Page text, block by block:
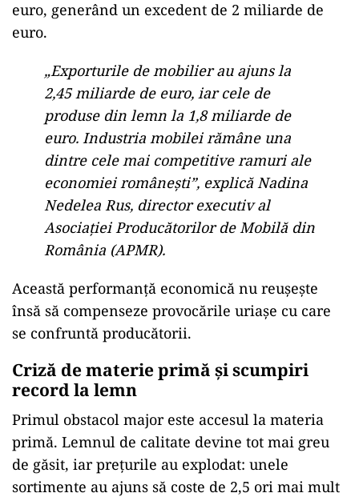
euro, generând un excedent de 2 miliarde de
euro.
„Exporturile de mobilier au ajuns la
2,45 miliarde de euro, iar cele de
produse din lemn la 1,8 miliarde de
euro. Industria mobilei rămâne una
dintre cele mai competitive ramuri ale
economiei românești”, explică Nadina
Nedelea Rus, director executiv al
Asociației Producătorilor de Mobilă din
România (APMR).
Această performanță economică nu reușește
însă să compenseze provocările uriașe cu care
se confruntă producătorii.
Criză de materie primă și scumpiri
record la lemn
Primul obstacol major este accesul la materia
primă. Lemnul de calitate devine tot mai greu
de găsit, iar prețurile au explodat: unele
sortimente au ajuns să coste de 2,5 ori mai mult